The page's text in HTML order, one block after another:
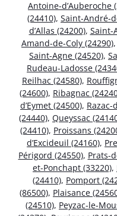
Antoine-d’Auberoche
(24410), Saint-André-
d’Allas (24200), Saint-
Amand-de-Coly (24290),
Saint-Agne (24520),
Rudeau-Ladosse
Reilhac (24580),
(24600), Ribagnac
d’Eymet (24500), Razac-
(24440), Queyssac
(24410), Proissans
d’Excideuil (24160),
Périgord (24550), Prats-
et-Ponchapt (33220),
(24410), Pomport
(86500), Plaisance
(24510), Peyzac-le-